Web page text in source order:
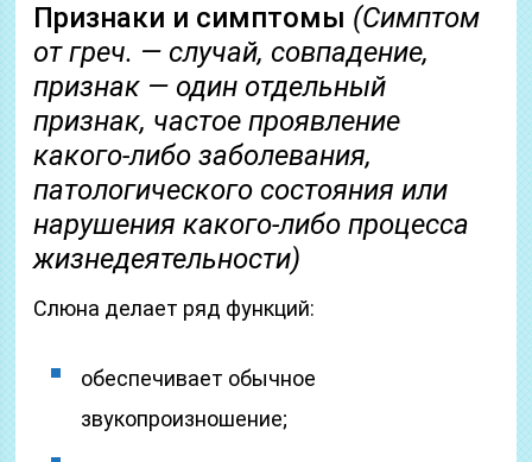
Признаки и симптомы (Симптом
от греч. — случай, совпадение,
признак — один отдельный
признак, частое проявление
какого-либо заболевания,
патологического состояния или
нарушения какого-либо процесса
жизнедеятельности)
Слюна делает ряд функций:
обеспечивает обычное
звукопроизношение;